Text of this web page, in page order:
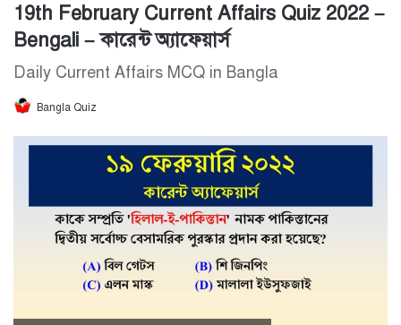
19th February Current Affairs Quiz 2022 –
Bengali – কারেন্ট অ্যাফেয়ার্স
Daily Current Affairs MCQ in Bangla
Bangla Quiz